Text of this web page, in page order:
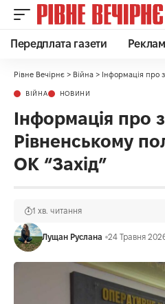
Передплата газети
Рівне Вечірнє > Війна > Інформація про
ВІЙНА НОВИНИ
Інформація про
Рівненському
ОК “Захід”
Лущан Руслана 24 Травня
1 хв. читання